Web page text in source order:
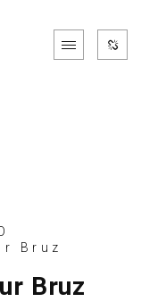
Bruz
Bruz